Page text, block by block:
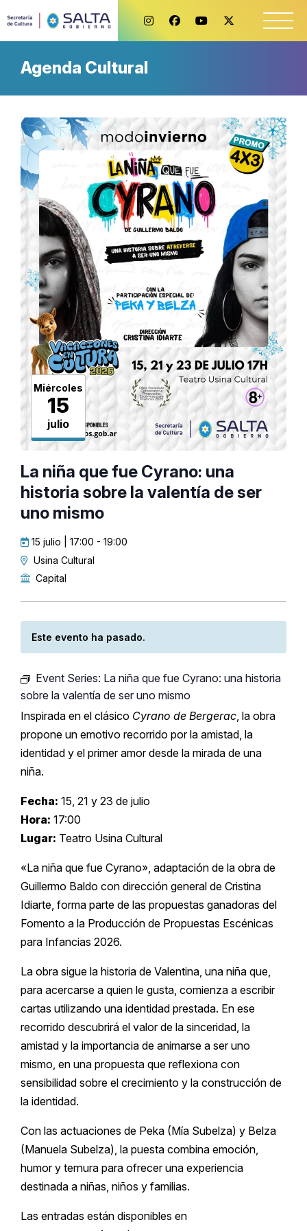
Agenda Cultural
Miércoles
15
julio
La niña que fue Cyrano: una
historia sobre la valentía de ser
uno mismo
15 julio | 17:00 - 19:00
Usina Cultural
Capital
Este evento ha pasado.
Event Series: La niña que fue Cyrano: una historia
sobre la valentía de ser uno mismo
Inspirada en el clásico Cyrano de Bergerac, la obra
propone un emotivo recorrido por la amistad, la
identidad y el primer amor desde la mirada de una
niña.
Fecha: 15, 21 y 23 de julio
Hora: 17:00
Lugar: Teatro Usina Cultural
«La niña que fue Cyrano», adaptación de la obra de
Guillermo Baldo con dirección general de Cristina
Idiarte, forma parte de las propuestas ganadoras del
Fomento a la Producción de Propuestas Escénicas
para Infancias 2026.
La obra sigue la historia de Valentina, una niña que,
para acercarse a quien le gusta, comienza a escribir
cartas utilizando una identidad prestada. En ese
recorrido descubrirá el valor de la sinceridad, la
amistad y la importancia de animarse a ser uno
mismo, en una propuesta que reflexiona con
sensibilidad sobre el crecimiento y la construcción de
la identidad.
Con las actuaciones de Peka (Mía Subelza) y Belza
(Manuela Subelza), la puesta combina emoción,
humor y ternura para ofrecer una experiencia
destinada a niñas, niños y familias.
Las entradas están disponibles en